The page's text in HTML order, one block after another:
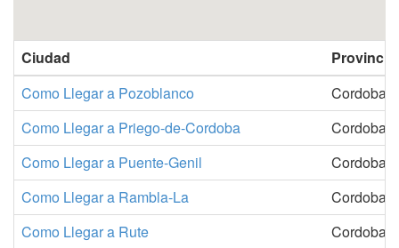
Ciudad
Provincia
Como Llegar a Pozoblanco
Cordoba
Como Llegar a Priego-de-Cordoba
Cordoba
Como Llegar a Puente-Genil
Cordoba
Como Llegar a Rambla-La
Cordoba
Como Llegar a Rute
Cordoba